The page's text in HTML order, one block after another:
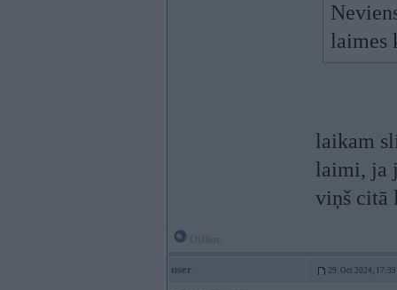
laimes
laikam
laimi, ja
viņš citā
user 29. Oct 2024, 17:39